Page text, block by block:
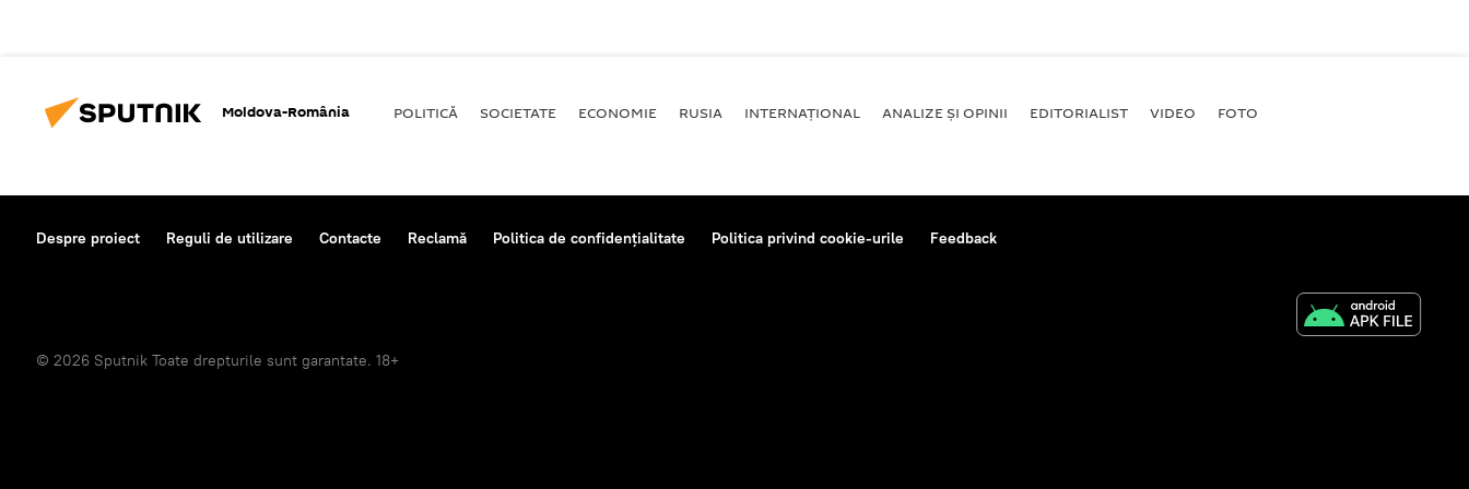
Moldova-România POLITICĂ SOCIETATE ECONOMIE RUSIA INTERNAŢIONAL ANALIZE ȘI OPINII EDITORIALIST VIDEO FOTO
Despre proiect Reguli de utilizare Contacte Reclamă Politica de confidențialitate Politica privind cookie-urile Feedback
© 2026 Sputnik Toate drepturile sunt garantate. 18+